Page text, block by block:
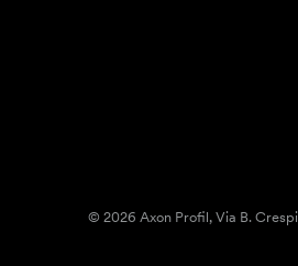
© 2026 Axon Profil, Via B.